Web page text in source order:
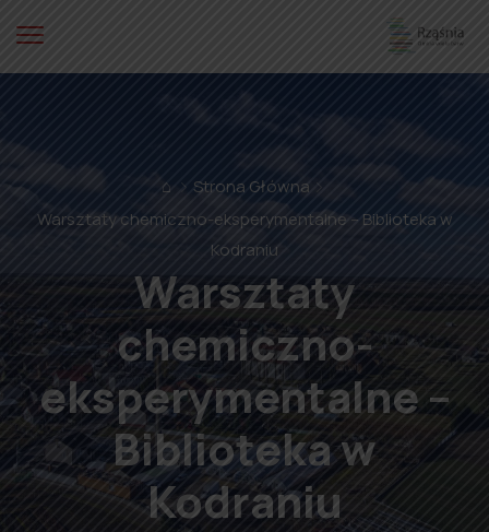
⌂
Strona Główna
Warsztaty chemiczno-eksperymentalne – Biblioteka w
Kodraniu
Warsztaty
chemiczno-
eksperymentalne –
Biblioteka w
Kodraniu